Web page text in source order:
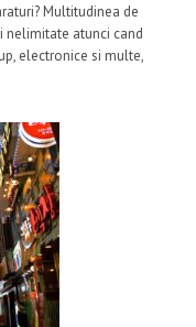
Multitudinea de
nelimitate atunci cand
electronice si multe,